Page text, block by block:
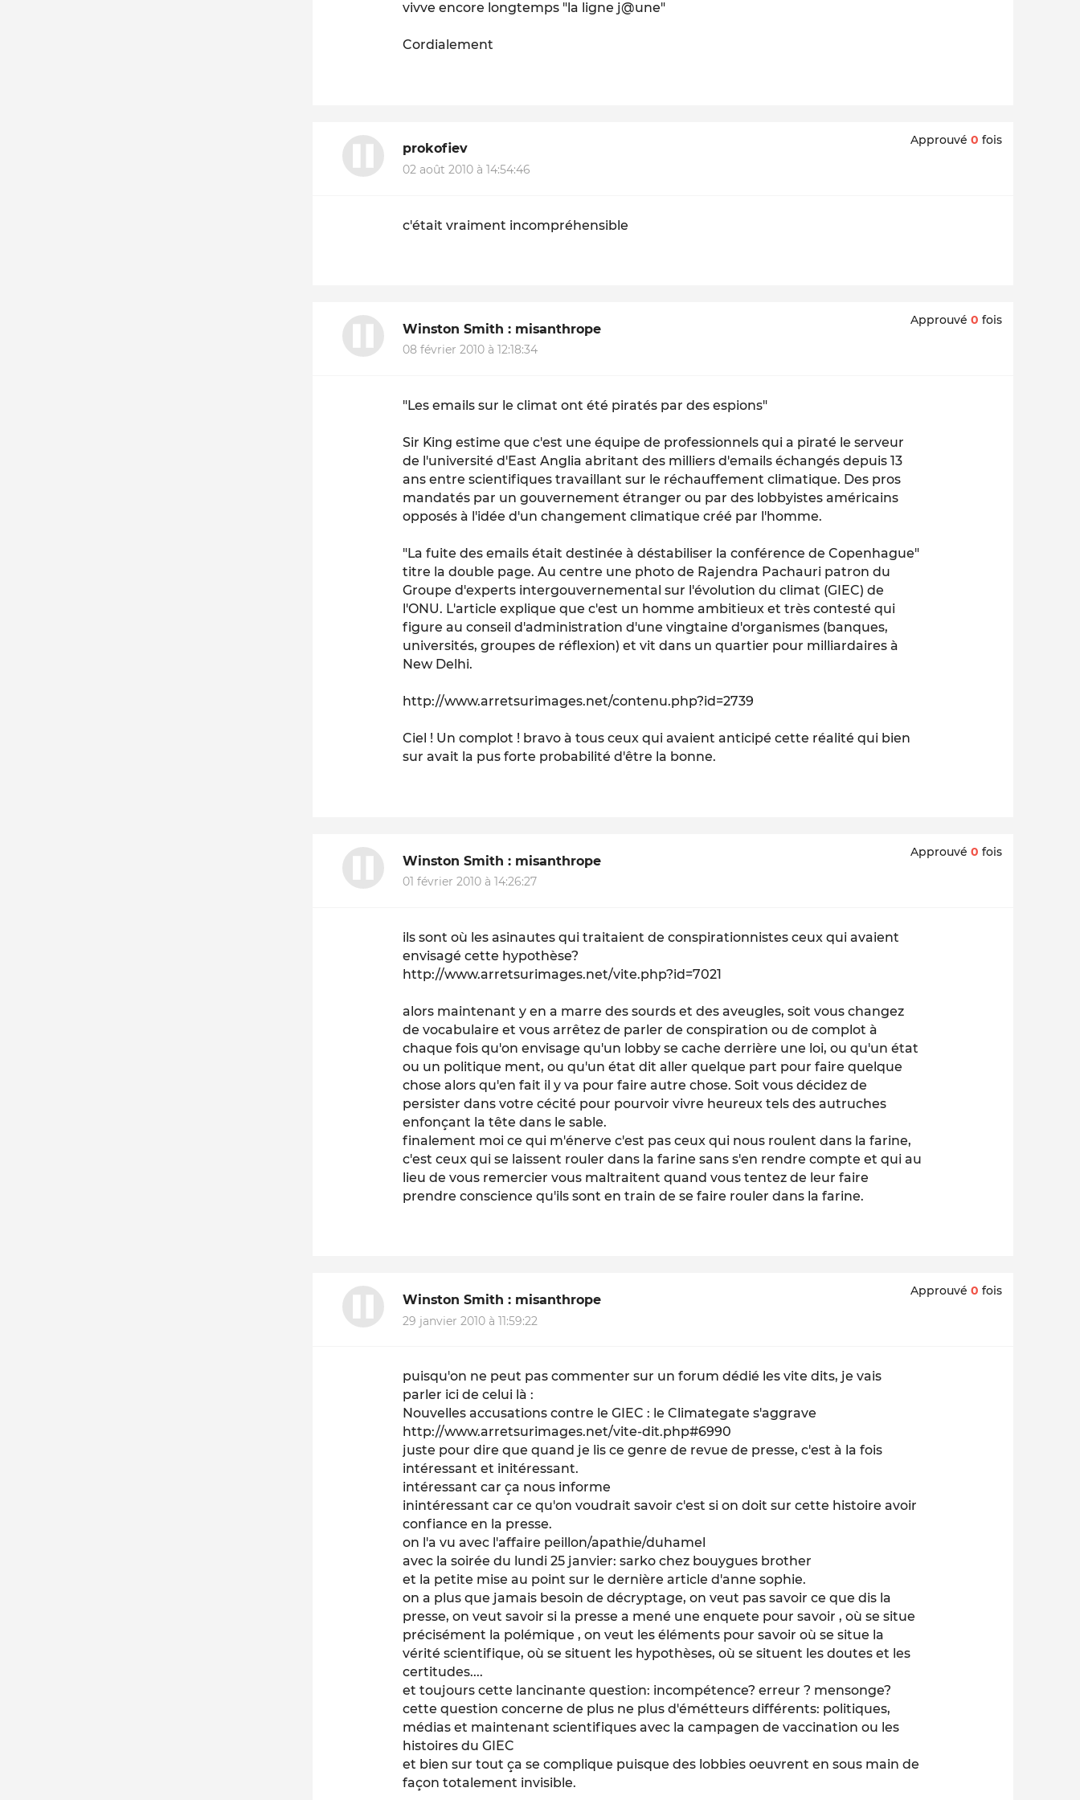
vivve encore longtemps "la ligne j@une"
Cordialement
prokofiev
02 août 2010 à 14:54:46
Approuvé 0 fois
c'était vraiment incompréhensible
Winston Smith : misanthrope
08 février 2010 à 12:18:34
Approuvé 0 fois
"Les emails sur le climat ont été piratés par des espions"
Sir King estime que c'est une équipe de professionnels qui a piraté le serveur
de l'université d'East Anglia abritant des milliers d'emails échangés depuis 13
ans entre scientifiques travaillant sur le réchauffement climatique. Des pros
mandatés par un gouvernement étranger ou par des lobbyistes américains
opposés à l'idée d'un changement climatique créé par l'homme.
"La fuite des emails était destinée à déstabiliser la conférence de Copenhague"
titre la double page. Au centre une photo de Rajendra Pachauri patron du
Groupe d'experts intergouvernemental sur l'évolution du climat (GIEC) de
l'ONU. L'article explique que c'est un homme ambitieux et très contesté qui
figure au conseil d'administration d'une vingtaine d'organismes (banques,
universités, groupes de réflexion) et vit dans un quartier pour milliardaires à
New Delhi.
http://www.arretsurimages.net/contenu.php?id=2739
Ciel ! Un complot ! bravo à tous ceux qui avaient anticipé cette réalité qui bien
sur avait la pus forte probabilité d'être la bonne.
Winston Smith : misanthrope
01 février 2010 à 14:26:27
Approuvé 0 fois
ils sont où les asinautes qui traitaient de conspirationnistes ceux qui avaient
envisagé cette hypothèse?
http://www.arretsurimages.net/vite.php?id=7021
alors maintenant y en a marre des sourds et des aveugles, soit vous changez
de vocabulaire et vous arrêtez de parler de conspiration ou de complot à
chaque fois qu'on envisage qu'un lobby se cache derrière une loi, ou qu'un état
ou un politique ment, ou qu'un état dit aller quelque part pour faire quelque
chose alors qu'en fait il y va pour faire autre chose. Soit vous décidez de
persister dans votre cécité pour pourvoir vivre heureux tels des autruches
enfonçant la tête dans le sable.
finalement moi ce qui m'énerve c'est pas ceux qui nous roulent dans la farine,
c'est ceux qui se laissent rouler dans la farine sans s'en rendre compte et qui au
lieu de vous remercier vous maltraitent quand vous tentez de leur faire
prendre conscience qu'ils sont en train de se faire rouler dans la farine.
Winston Smith : misanthrope
29 janvier 2010 à 11:59:22
Approuvé 0 fois
puisqu'on ne peut pas commenter sur un forum dédié les vite dits, je vais
parler ici de celui là :
Nouvelles accusations contre le GIEC : le Climategate s'aggrave
http://www.arretsurimages.net/vite-dit.php#6990
juste pour dire que quand je lis ce genre de revue de presse, c'est à la fois
intéressant et initéressant.
intéressant car ça nous informe
inintéressant car ce qu'on voudrait savoir c'est si on doit sur cette histoire avoir
confiance en la presse.
on l'a vu avec l'affaire peillon/apathie/duhamel
avec la soirée du lundi 25 janvier: sarko chez bouygues brother
et la petite mise au point sur le dernière article d'anne sophie.
on a plus que jamais besoin de décryptage, on veut pas savoir ce que dis la
presse, on veut savoir si la presse a mené une enquete pour savoir , où se situe
précisément la polémique , on veut les éléments pour savoir où se situe la
vérité scientifique, où se situent les hypothèses, où se situent les doutes et les
certitudes....
et toujours cette lancinante question: incompétence? erreur ? mensonge?
cette question concerne de plus ne plus d'émétteurs différents: politiques,
médias et maintenant scientifiques avec la campagen de vaccination ou les
histoires du GIEC
et bien sur tout ça se complique puisque des lobbies oeuvrent en sous main de
façon totalement invisible.